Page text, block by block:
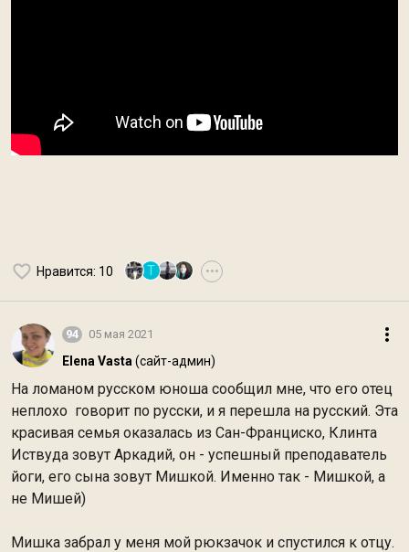
Нравится: 10 Т •••
94 05 мая 2021
Elena Vasta (сайт-админ)
На ломаном русском юноша сообщил мне, что его отец
неплохо говорит по русски, и я перешла на русский. Эта
красивая семья оказалась из Сан-Франциско, Клинта
Иствуда зовут Аркадий, он - успешный преподаватель
йоги, его сына зовут Мишкой. Именно так - Мишкой, а
не Мишей)
Мишка забрал у меня мой рюкзачок и спустился к отцу.